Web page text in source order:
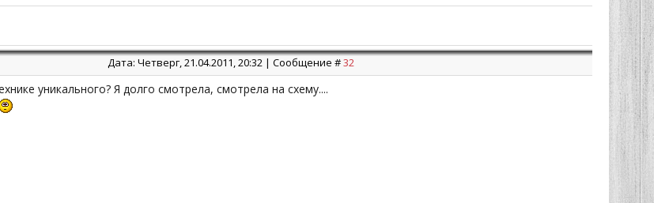
Дата: Четверг, 21.04.2011, 20:32 | Сообщение #32
уникального? Я долго смотрела, смотрела на схему....